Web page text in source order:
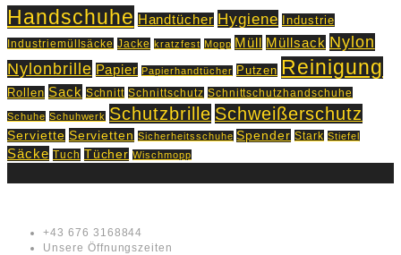
Handschuhe Handtücher Hygiene Industrie
Industriemüllsäcke Jacke kratzfest Mopp Müll Müllsack Nylon
Nylonbrille Papier Papierhandtücher Putzen Reinigung
Rollen Sack Schnitt Schnittschutz Schnittschutzhandschuhe
Schuhe Schuhwerk Schutzbrille Schweißerschutz
Serviette Servietten Sicherheitsschuhe Spender Stark Stiefel
Säcke Tuch Tücher Wischmopp
+43 676 3168844
Unsere Öffnungszeiten